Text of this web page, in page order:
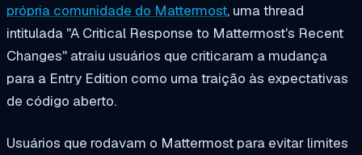
própria comunidade do Mattermost, uma thread
intitulada "A Critical Response to Mattermost's Recent
Changes" atraiu usuários que criticaram a mudança
para a Entry Edition como uma traição às expectativas
de código aberto.
Usuários que rodavam o Mattermost para evitar limites